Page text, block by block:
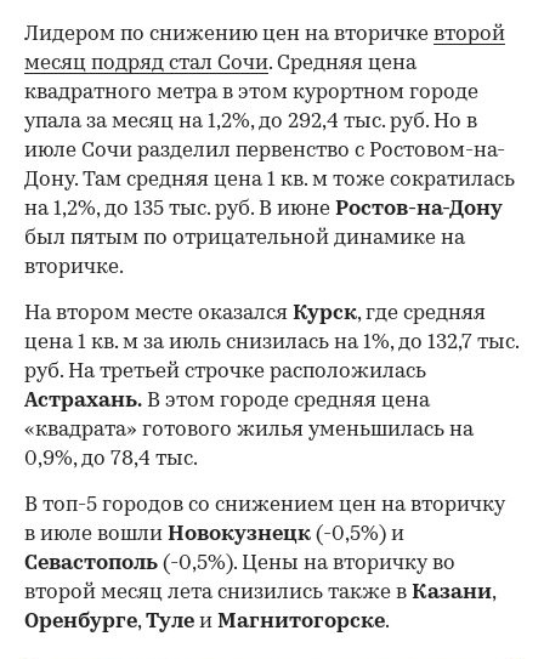
Лидером по снижению цен на вторичке второй
месяц подряд стал Сочи. Средняя цена
квадратного метра в этом курортном городе
упала за месяц на 1,2%, до 292,4 тыс. руб. Но в
июле Сочи разделил первенство с Ростовом-на-
Дону. Там средняя цена 1 кв. м тоже сократилась
на 1,2%, до 135 тыс. руб. В июне Ростов-на-Дону
был пятым по отрицательной динамике на
вторичке.
На втором месте оказался Курск, где средняя
цена 1 кв. м за июль снизилась на 1%, до 132,7 тыс.
руб. На третьей строчке расположилась
Астрахань. В этом городе средняя цена
«квадрата» готового жилья уменьшилась на
0,9%, до 78,4 тыс.
В топ-5 городов со снижением цен на вторичку
в июле вошли Новокузнецк (-0,5%) и
Севастополь (-0,5%). Цены на вторичку во
второй месяц лета снизились также в Казани,
Оренбурге,Туле и Магнитогорске.